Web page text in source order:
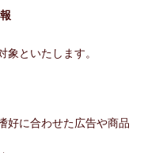
といたします。
好に合わせた広告や商品